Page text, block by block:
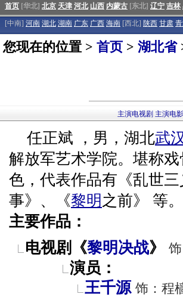
首页 [华北] 北京 天津 河北 山西 内蒙古 [东北] 辽宁 吉林
[中南] 河南 湖北 湖南 广东 广西 海南 [西北] 陕西 甘肃
您现在的位置 > 首页 > 湖北省
主演电视剧 主演电影
任正斌 ，男，湖北武
解放军艺术学院。堪称
色，代表作品有《乱世
事》、《黎明 之前》 等。
主要作品：
电视剧《黎明决战》
演员：
王千源 饰：程